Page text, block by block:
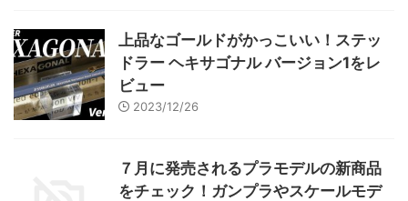
上品なゴールドがかっこいい！ステッ
ドラー ヘキサゴナル バージョン1をレ
ビュー
2023/12/26
７月に発売されるプラモデルの新商品
をチェック！ガンプラやスケールモデ